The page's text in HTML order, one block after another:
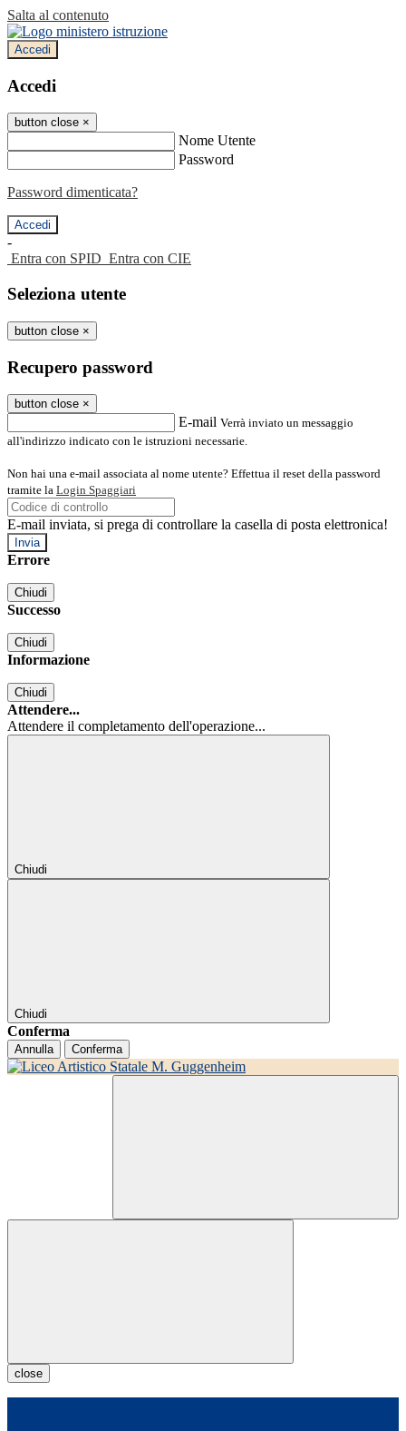
Salta al contenuto
Accedi
Accedi
button close ×
Nome Utente
Password
Password dimenticata?
-
Entra con SPID Entra con CIE
Seleziona utente
button close ×
Recupero password
button close ×
E-mail Verrà inviato un messaggio
all'indirizzo indicato con le istruzioni necessarie.
Non hai una e-mail associata al nome utente? Effettua il reset della password
tramite la Login Spaggiari
E-mail inviata, si prega di controllare la casella di posta elettronica!
Errore
Chiudi
Successo
Chiudi
Informazione
Chiudi
Attendere...
Attendere il completamento dell'operazione...
Chiudi
Chiudi
Conferma
Annulla Conferma
close